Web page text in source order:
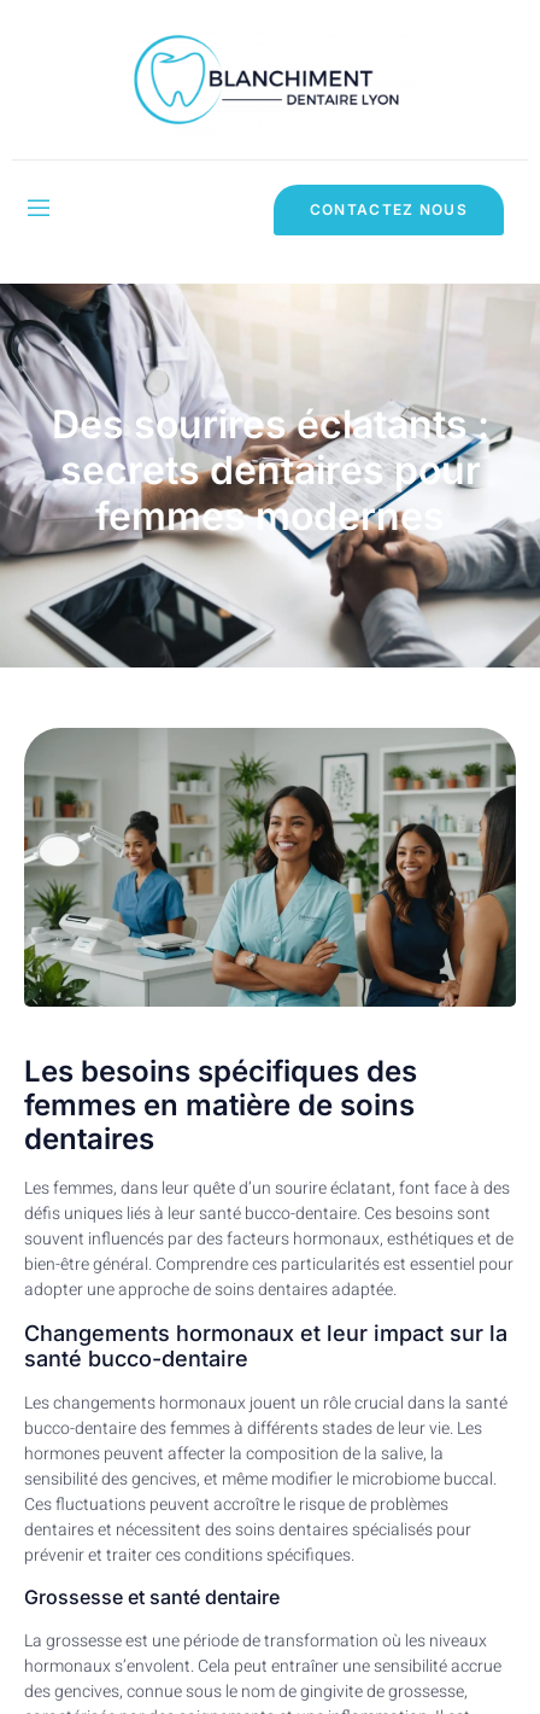
CONTACTEZ NOUS
Des sourires éclatants :
secrets dentaires pour
femmes modernes
Les besoins spécifiques des
femmes en matière de soins
dentaires
Les femmes, dans leur quête d’un sourire éclatant, font face à des
défis uniques liés à leur santé bucco-dentaire. Ces besoins sont
souvent influencés par des facteurs hormonaux, esthétiques et de
bien-être général. Comprendre ces particularités est essentiel pour
adopter une approche de soins dentaires adaptée.
Changements hormonaux et leur impact sur la
santé bucco-dentaire
Les changements hormonaux jouent un rôle crucial dans la santé
bucco-dentaire des femmes à différents stades de leur vie. Les
hormones peuvent affecter la composition de la salive, la
sensibilité des gencives, et même modifier le microbiome buccal.
Ces fluctuations peuvent accroître le risque de problèmes
dentaires et nécessitent des soins dentaires spécialisés pour
prévenir et traiter ces conditions spécifiques.
Grossesse et santé dentaire
La grossesse est une période de transformation où les niveaux
hormonaux s’envolent. Cela peut entraîner une sensibilité accrue
des gencives, connue sous le nom de gingivite de grossesse,